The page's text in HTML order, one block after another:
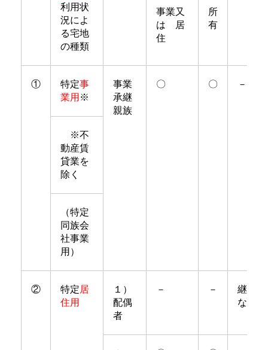
利用状
況によ
る宅地
の種類
事業又
は 居
住
所
有
① 特定事
業用 ※
事業
承継
親族
〇 〇 －
※不
動産賃
貸業を
除く
（特定
同族会
社事業
用）
② 特定居
住用
１）
配偶
者
－ －
継続要
なし